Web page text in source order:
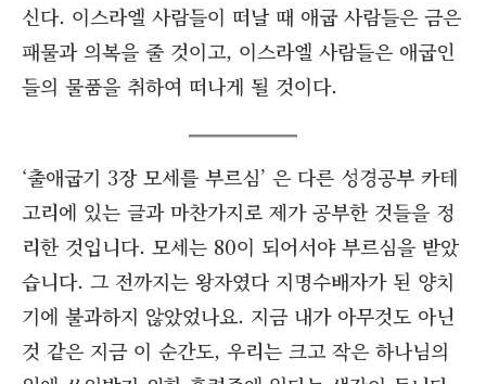
신다. 이스라엘 사람들이 떠날 때 애굽 사람들은 금은
패물과 의복을 줄 것이고, 이스라엘 사람들은 애굽인
들의 물품을 취하여 떠나게 될 것이다.
‘출애굽기 3장 모세를 부르심’ 은 다른 성경공부 카테
고리에 있는 글과 마찬가지로 제가 공부한 것들을 정
리한 것입니다. 모세는 80이 되어서야 부르심을 받았
습니다. 그 전까지는 왕자였다 지명수배자가 된 양치
기에 불과하지 않았었나요. 지금 내가 아무것도 아닌
것 같은 지금 이 순간도, 우리는 크고 작은 하나님의